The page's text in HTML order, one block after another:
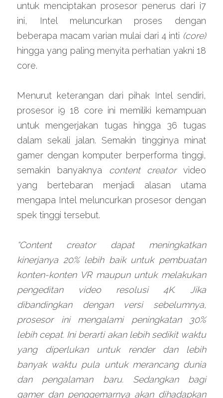
untuk menciptakan prosesor penerus dari i7
ini, Intel meluncurkan proses dengan
beberapa macam varian mulai dari 4 inti
(core)
hingga yang paling menyita perhatian yakni 18
core.
Menurut keterangan dari pihak Intel sendiri,
prosesor i9 18 core ini memiliki kemampuan
untuk mengerjakan tugas hingga 36 tugas
dalam sekali jalan. Semakin tingginya minat
gamer dengan komputer berperforma tinggi,
semakin banyaknya content creator video
yang bertebaran menjadi alasan utama
mengapa Intel meluncurkan prosesor dengan
spek tinggi tersebut.
“Content creator dapat meningkatkan
kinerjanya 20% lebih baik untuk pembuatan
konten-konten VR maupun untuk melakukan
pengeditan video resolusi 4K. Jika
dibandingkan dengan versi sebelumnya,
prosesor ini mengalami peningkatan 30%
lebih cepat. Ini berarti akan lebih sedikit waktu
yang diperlukan untuk render dan lebih
banyak waktu pula untuk merancang dunia
dan pengalaman baru. Sedangkan bagi
gamer dan penggemarnya akan dihadapkan